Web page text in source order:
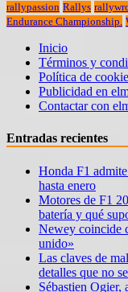
rallypassion Rallys
Endurance Championship.
Inicio
Términos y
Política de
Publicidad en
Contactar con
Entradas recientes
Honda F1
hasta enero
Motores de F1
batería y qué
Newey coincide
unido»
Las claves de
detalles que no
Sébastien Ogier,